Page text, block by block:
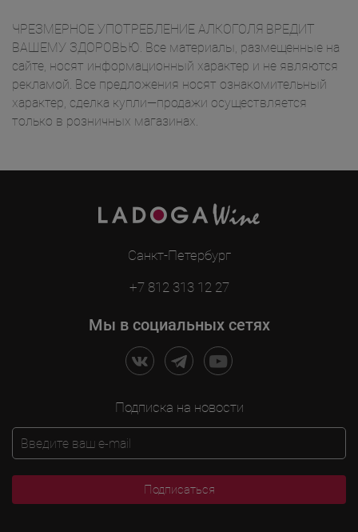
ЧРЕЗМЕРНОЕ УПОТРЕБЛЕНИЕ АЛКОГОЛЯ ВРЕДИТ
ВАШЕМУ ЗДОРОВЬЮ. Все материалы, размещенные на
сайте, носят информационный характер и не являются
рекламой. Все предложения носят ознакомительный
характер, сделка купли—продажи осуществляется
только в розничных магазинах.
Санкт-Петербург
+7 812 313 12 27
Мы в социальных сетях
Подписка на новости
Подписаться